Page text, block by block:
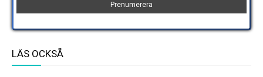
LÄS OCKSÅ